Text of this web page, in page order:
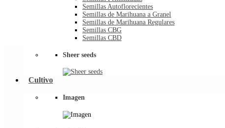
Semillas Autoflorecientes
Semillas de Marihuana a Granel
Semillas de Marihuana Regulares
Semillas CBG
Semillas CBD
Sheer seeds
Cultivo
Imagen